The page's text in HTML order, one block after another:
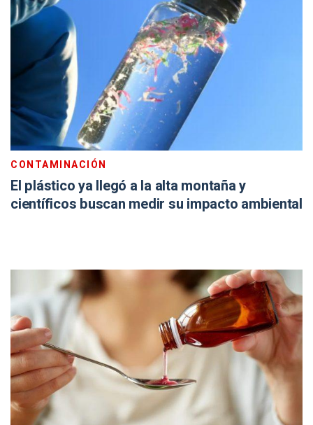
CONTAMINACIÓN
El plástico ya llegó a la alta montaña y
científicos buscan medir su impacto ambiental